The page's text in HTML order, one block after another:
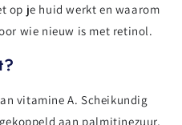
op je huid werkt en waarom
wie nieuw is met retinol.
vitamine A. Scheikundig
aan palmitinezuur,